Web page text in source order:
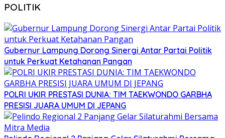
POLITIK
Gubernur Lampung Dorong Sinergi Antar Partai Politik
untuk Perkuat Ketahanan Pangan
POLRI UKIR PRESTASI DUNIA: TIM TAEKWONDO GARBHA
PRESISI JUARA UMUM DI JEPANG